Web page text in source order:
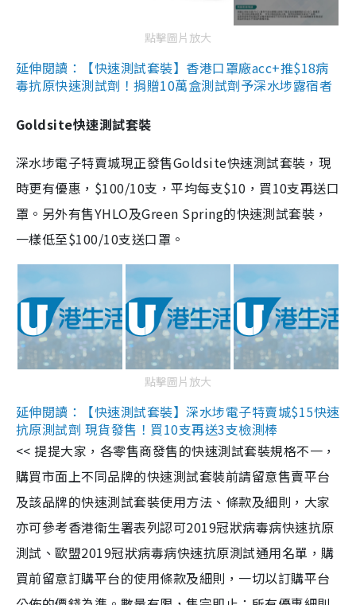
點擊圖片放大
延伸閱讀：【快速測試套裝】香港口罩廠acc+推$18病
毒抗原快速測試劑！捐贈10萬盒測試劑予深水埗露宿者
Goldsite快速測試套裝
深水埗電子特賣城現正發售Goldsite快速測試套裝，現
時更有優惠，$100/10支，平均每支$10，買10支再送口
罩。另外有售YHLO及Green Spring的快速測試套裝，
一樣低至$100/10支送口罩。
點擊圖片放大
延伸閱讀：【快速測試套裝】深水埗電子特賣城$15快速
抗原測試劑 現貨發售！買10支再送3支檢測棒
<< 提提大家，各零售商發售的快速測試套裝規格不一，
購買市面上不同品牌的快速測試套裝前請留意售賣平台
及該品牌的快速測試套裝使用方法、條款及細則，大家
亦可參考香港衞生署表列認可2019冠狀病毒病快速抗原
測試、歐盟2019冠狀病毒病快速抗原測試通用名單，購
買前留意訂購平台的使用條款及細則，一切以訂購平台